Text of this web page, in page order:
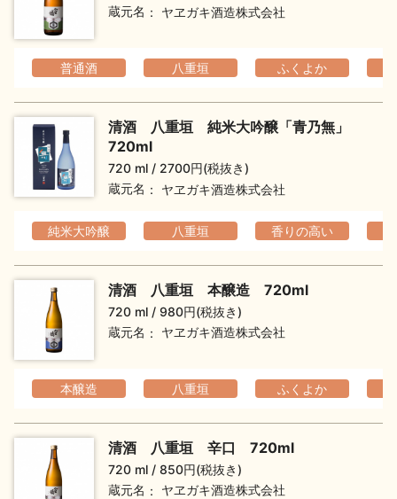
季節の商品 イベント情報
地酒蔵元会WEB展示会 地酒蔵元会利酒会
美味しい地酒の選び方
地酒蔵元会とは
お問い合わせ
蔵元名
ヤヱガキ酒造株式会社
普通酒 八重垣 ふくよか
清酒 八重垣 純米大吟醸「青乃無」
720ml
720 ml
2700円(税抜き)
蔵元名
ヤヱガキ酒造株式会社
純米大吟醸 八重垣 香りの高い
清酒 八重垣 本醸造 720ml
720 ml
980円(税抜き)
蔵元名
ヤヱガキ酒造株式会社
本醸造 八重垣 ふくよか
清酒 八重垣 辛口 720ml
720 ml
850円(税抜き)
蔵元名
ヤヱガキ酒造株式会社